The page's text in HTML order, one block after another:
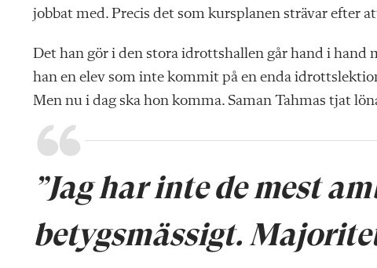
jobbat med. Precis det som kursplanen strävar efter
Det han gör i den stora idrotts­hallen går hand i hand
han en elev som inte kommit på en enda
Men nu i dag ska hon komma. Saman Tahmas tjat
”Jag har inte de mest
betygsmässigt.